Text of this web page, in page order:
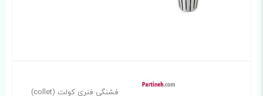
فشنگی فنری کولت (collet)